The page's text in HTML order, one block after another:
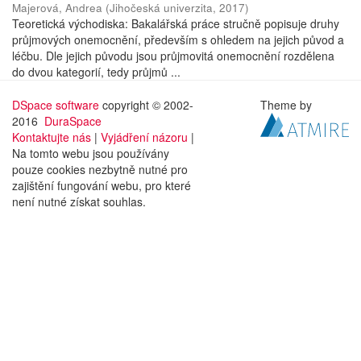
Majerová, Andrea (Jihočeská univerzita, 2017)
Teoretická východiska: Bakalářská práce stručně popisuje druhy
průjmových onemocnění, především s ohledem na jejich původ a
léčbu. Dle jejich původu jsou průjmovitá onemocnění rozdělena
do dvou kategorií, tedy průjmů ...
DSpace software copyright © 2002-
2016 DuraSpace
Kontaktujte nás | Vyjádření názoru |
Na tomto webu jsou používány
pouze cookies nezbytně nutné pro
zajištění fungování webu, pro které
není nutné získat souhlas.
Theme by